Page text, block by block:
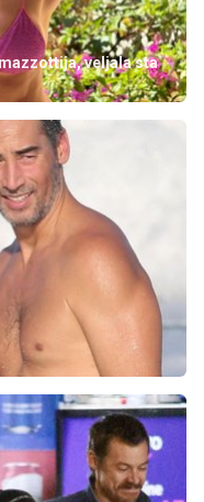
veljala sta